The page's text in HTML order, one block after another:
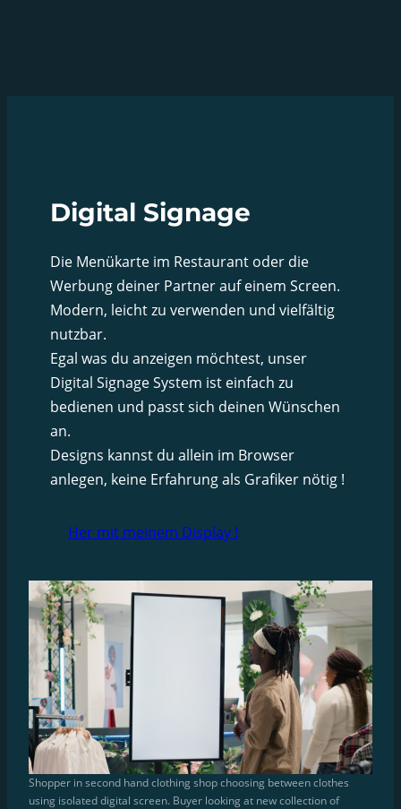
Digital Signage
Die Menükarte im Restaurant oder die
Werbung deiner Partner auf einem Screen.
Modern, leicht zu verwenden und vielfältig
nutzbar.
Egal was du anzeigen möchtest, unser
Digital Signage System ist einfach zu
bedienen und passt sich deinen Wünschen
an.
Designs kannst du allein im Browser
anlegen, keine Erfahrung als Grafiker nötig !
Her mit meinem Display !
Shopper in second hand clothing shop choosing between clothes
using isolated digital screen. Buyer looking at new collection of